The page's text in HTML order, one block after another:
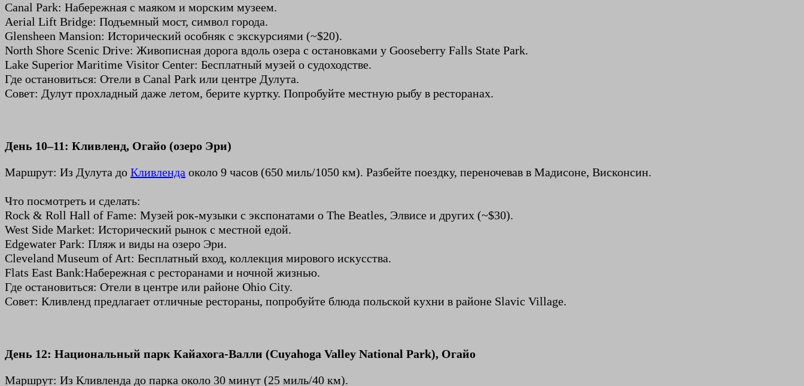
Canal Park: Набережная с маяком и морским музеем.
Aerial Lift Bridge: Подъемный мост, символ города.
Glensheen Mansion: Исторический особняк с экскурсиями (~$20).
North Shore Scenic Drive: Живописная дорога вдоль озера с остановками у Gooseberry Falls State Park.
Lake Superior Maritime Visitor Center: Бесплатный музей о судоходстве.
Где остановиться: Отели в Canal Park или центре Дулута.
Совет: Дулут прохладный даже летом, берите куртку. Попробуйте местную рыбу в ресторанах.
День 10–11: Кливленд, Огайо (озеро Эри)
Маршрут: Из Дулута до Кливленда около 9 часов (650 миль/1050 км). Разбейте поездку, переночевав в Мадисоне, Висконсин.
Что посмотреть и сделать:
Rock & Roll Hall of Fame: Музей рок-музыки с экспонатами о The Beatles, Элвисе и других (~$30).
West Side Market: Исторический рынок с местной едой.
Edgewater Park: Пляж и виды на озеро Эри.
Cleveland Museum of Art: Бесплатный вход, коллекция мирового искусства.
Flats East Bank:Набережная с ресторанами и ночной жизнью.
Где остановиться: Отели в центре или районе Ohio City.
Совет: Кливленд предлагает отличные рестораны, попробуйте блюда польской кухни в районе Slavic Village.
День 12: Национальный парк Кайахога-Валли (Cuyahoga Valley National Park), Огайо
Маршрут: Из Кливленда до парка около 30 минут (25 миль/40 км).